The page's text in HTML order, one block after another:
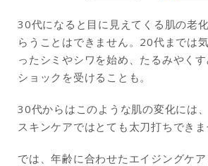
30代になると目に見えてくる肌の老
らうことはできません。20代までは
ったシミやシワを始め、たるみやく
ショックを受けることも。
30代からはこのような肌の変化には
スキンケアではとても太刀打ちできま
では、年齢に合わせたエイジングケ